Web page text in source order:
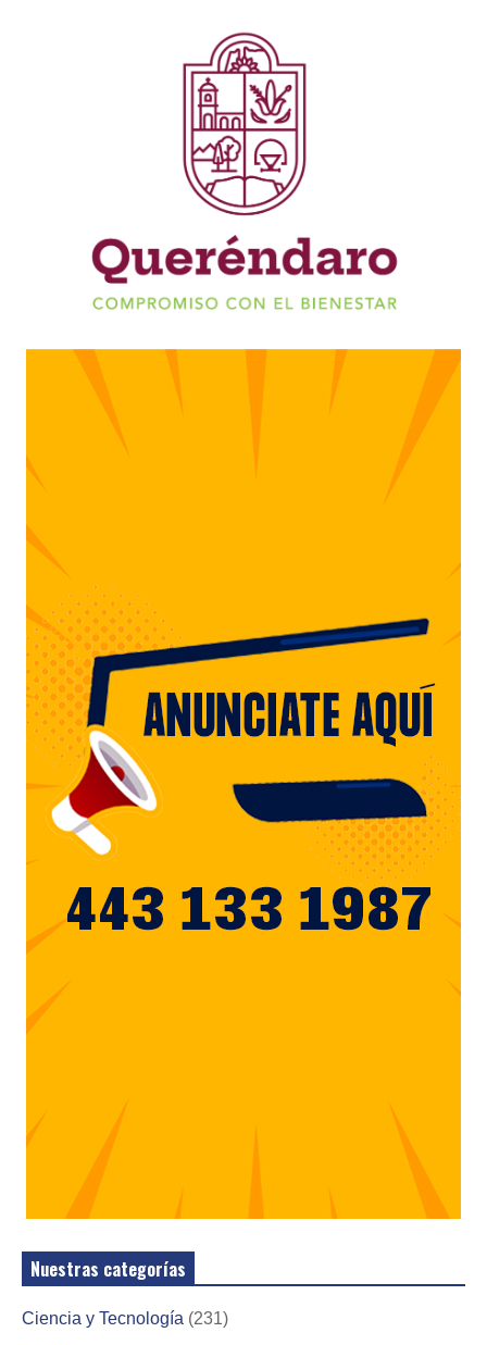
Nuestras categorías
Ciencia y Tecnología (231)